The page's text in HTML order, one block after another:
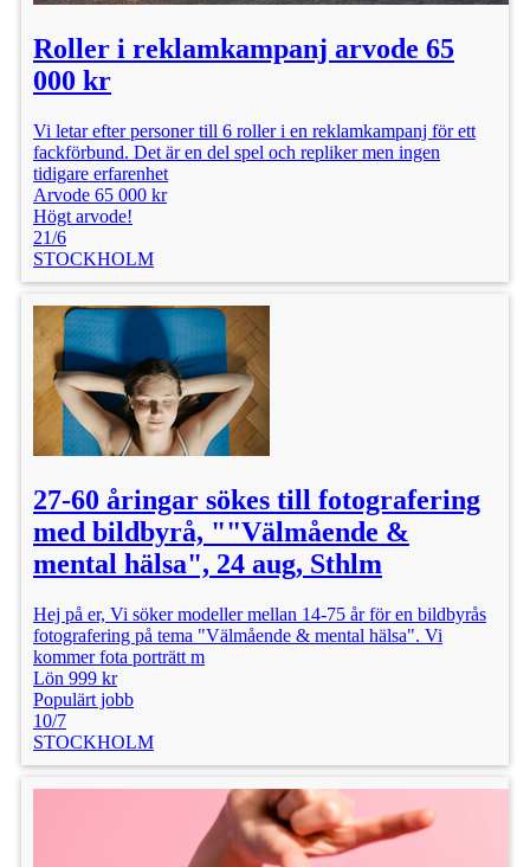
Roller i reklamkampanj arvode 65
000 kr
Vi letar efter personer till 6 roller i en reklamkampanj för ett
fackförbund. Det är en del spel och repliker men ingen
tidigare erfarenhet
Arvode 65 000 kr
Högt arvode!
21/6
STOCKHOLM
27-60 åringar sökes till fotografering
med bildbyrå, ""Välmående &
mental hälsa", 24 aug, Sthlm
Hej på er, Vi söker modeller mellan 14-75 år för en bildbyrås
fotografering på tema "Välmående & mental hälsa". Vi
kommer fota porträtt m
Lön 999 kr
Populärt jobb
10/7
STOCKHOLM